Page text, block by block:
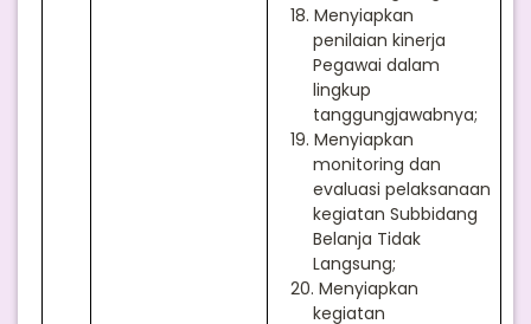
18. Menyiapkan
penilaian kinerja
Pegawai dalam
lingkup
tanggungjawabnya;
19. Menyiapkan
monitoring dan
evaluasi pelaksanaan
kegiatan Subbidang
Belanja Tidak
Langsung;
20. Menyiapkan
kegiatan